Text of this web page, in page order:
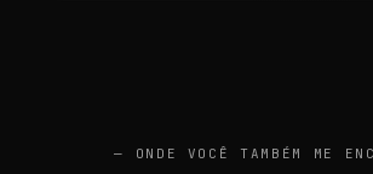
— ONDE VOCÊ TAMBÉM ME